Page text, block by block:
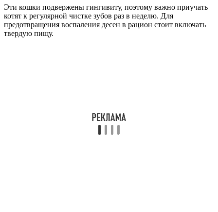
Эти кошки подвержены гингивиту, поэтому важно приучать
котят к регулярной чистке зубов раз в неделю. Для
предотвращения воспаления десен в рацион стоит включать
твердую пищу.